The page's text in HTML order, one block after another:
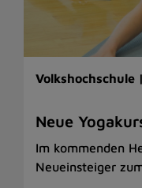
Volkshochschule |
Neue
Im kommenden
Neueinsteiger